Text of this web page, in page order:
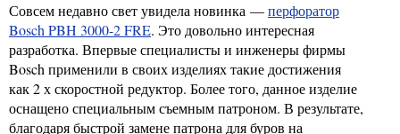
Совсем недавно свет увидела новинка —перфоратор
Bosch PBH 3000-2 FRE. Это довольно интересная
разработка. Впервые специалисты и инженеры фирмы
Bosch применили в своих изделиях такие достижения
как 2 х скоростной редуктор. Более того, данное изделие
оснащено специальным съемным патроном. В результате,
благодаря быстрой замене патрона для буров на